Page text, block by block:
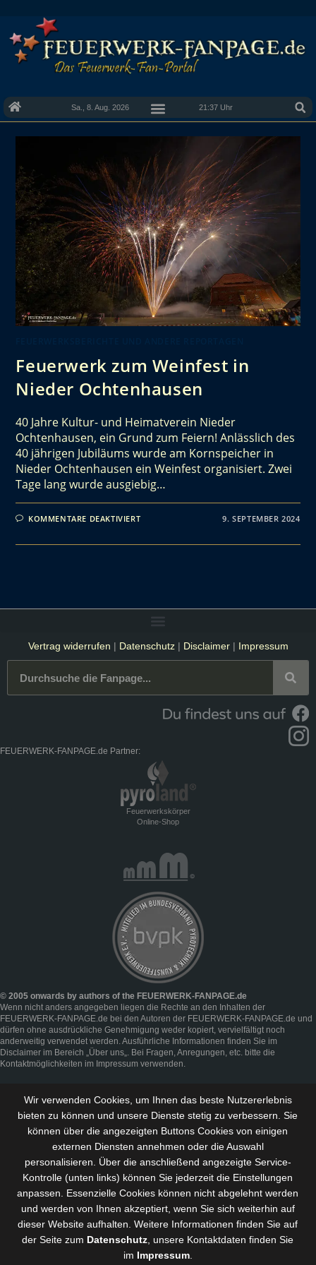
Sa., 8. Aug. 2026 21:37 Uhr
Feuerwerk zum Weinfest in
Nieder Ochtenhausen
40 Jahre Kultur- und Heimatverein Nieder
Ochtenhausen, ein Grund zum Feiern! Anlässlich des
40 jährigen Jubiläums wurde am Kornspeicher in
Nieder Ochtenhausen ein Weinfest organisiert. Zwei
Tage lang wurde ausgiebig…
KOMMENTARE DEAKTIVIERT 9. SEPTEMBER 2024
Vertrag widerrufen | Datenschutz| Disclaimer| Impressum
FEUERWERK-FANPAGE.de Partner:
Feuerwerkskörper
Online-Shop
© 2005 onwards by authors of the FEUERWERK-FANPAGE.de
Wenn nicht anders angegeben liegen die Rechte an den Inhalten der
FEUERWERK-FANPAGE.de bei den Autoren der FEUERWERK-FANPAGE.de und
dürfen ohne ausdrückliche Genehmigung weder kopiert, vervielfältigt noch
anderweitig verwendet werden. Ausführliche Informationen finden Sie im
Disclaimer im Bereich „Über uns„. Bei Fragen, Anregungen, etc. bitte die
Kontaktmöglichkeiten im Impressum verwenden.
Wir verwenden Cookies, um Ihnen das beste Nutzererlebnis
bieten zu können und unsere Dienste stetig zu verbessern . Sie
können über die angezeigten Buttons Cookies von einigen
externen Diensten annehmen oder die Auswahl
personalisieren. Über die anschließend angezeigte Service-
Kontrolle (unten links) können Sie jederzeit die Einstellungen
anpassen. Essenzielle Cookies können nicht abgelehnt werden
und werden von Ihnen akzeptiert, wenn Sie sich weiterhin auf
dieser Website aufhalten. Weitere Informationen finden Sie auf
der Seite zum Datenschutz , unsere Kontaktdaten finden Sie
im Impressum.